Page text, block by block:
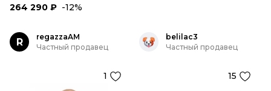
264 290 ₽ -12%
R
regazzaAM
Частный продавец
1
belilac3
Частный продавец
15